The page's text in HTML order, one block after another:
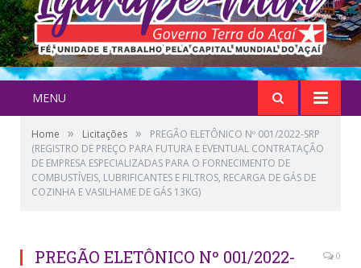
MENU
Home » Licitações »
PREGÃO ELETÔNICO Nº 001/2022-SRP
(REGISTRO DE PREÇO PARA FUTURA E EVENTUAL CONTRATAÇÃO
DE EMPRESA ESPECIALIZADAS PARA O FORNECIMENTO DE
COMBUSTÍVEIS, LUBRIFICANTES E FILTROS, RECARGA DE GÁS DE
COZINHA E VASILHAME DE GÁS 13KG)
PREGÃO ELETÔNICO Nº 001/2022-
0